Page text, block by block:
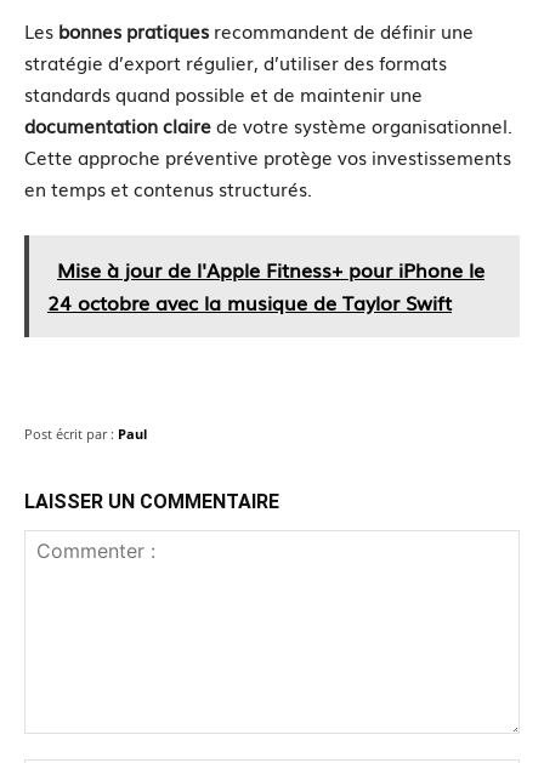
Les bonnes pratiques recommandent de définir une
stratégie d’export régulier, d’utiliser des formats
standards quand possible et de maintenir une
documentation clairede votre système organisationnel.
Cette approche préventive protège vos investissements
en temps et contenus structurés.
Mise à jour de l'Apple Fitness+ pour iPhone le
24 octobre avec la musique de Taylor Swift
Post écrit par : Paul
LAISSER UN COMMENTAIRE